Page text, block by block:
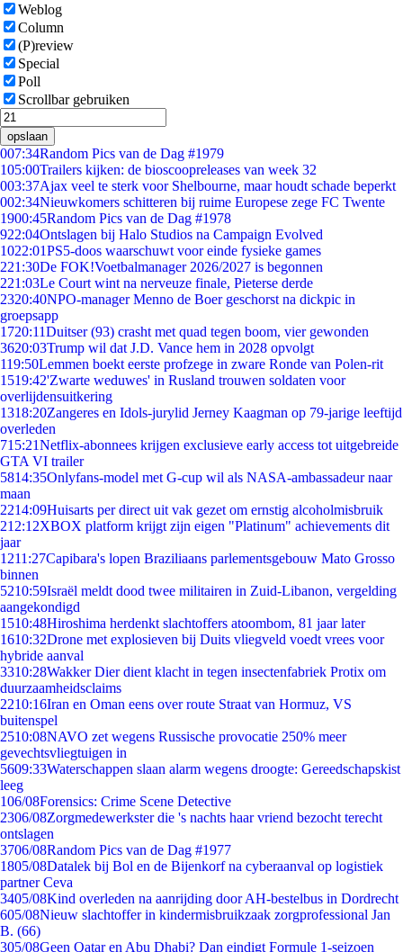
Weblog
Column
(P)review
Special
Poll
Scrollbar gebruiken
opslaan
007:34Random Pics van de Dag #1979
105:00Trailers kijken: de bioscoopreleases van week 32
003:37Ajax veel te sterk voor Shelbourne, maar houdt schade beperkt
002:34Nieuwkomers schitteren bij ruime Europese zege FC Twente
1900:45Random Pics van de Dag #1978
922:04Ontslagen bij Halo Studios na Campaign Evolved
1022:01PS5-doos waarschuwt voor einde fysieke games
221:30De FOK!Voetbalmanager 2026/2027 is begonnen
221:03Le Court wint na nerveuze finale, Pieterse derde
2320:40NPO-manager Menno de Boer geschorst na dickpic in
groepsapp
1720:11Duitser (93) crasht met quad tegen boom, vier gewonden
3620:03Trump wil dat J.D. Vance hem in 2028 opvolgt
119:50Lemmen boekt eerste profzege in zware Ronde van Polen-rit
1519:42'Zwarte weduwes' in Rusland trouwen soldaten voor
overlijdensuitkering
1318:20Zangeres en Idols-jurylid Jerney Kaagman op 79-jarige leeftijd
overleden
715:21Netflix-abonnees krijgen exclusieve early access tot uitgebreide
GTA VI trailer
5814:35Onlyfans-model met G-cup wil als NASA-ambassadeur naar
maan
2214:09Huisarts per direct uit vak gezet om ernstig alcoholmisbruik
212:12XBOX platform krijgt zijn eigen "Platinum" achievements dit
jaar
1211:27Capibara's lopen Braziliaans parlementsgebouw Mato Grosso
binnen
5210:59Israël meldt dood twee militairen in Zuid-Libanon, vergelding
aangekondigd
1510:48Hiroshima herdenkt slachtoffers atoombom, 81 jaar later
1610:32Drone met explosieven bij Duits vliegveld voedt vrees voor
hybride aanval
3310:28Wakker Dier dient klacht in tegen insectenfabriek Protix om
duurzaamheidsclaims
2210:16Iran en Oman eens over route Straat van Hormuz, VS
buitenspel
2510:08NAVO zet wegens Russische provocatie 250% meer
gevechtsvliegtuigen in
5609:33Waterschappen slaan alarm wegens droogte: Gereedschapskist
leeg
106/08Forensics: Crime Scene Detective
2306/08Zorgmedewerkster die 's nachts haar vriend bezocht terecht
ontslagen
3706/08Random Pics van de Dag #1977
1805/08Datalek bij Bol en de Bijenkorf na cyberaanval op logistiek
partner Ceva
3405/08Kind overleden na aanrijding door AH-bestelbus in Dordrecht
605/08Nieuw slachtoffer in kindermisbruikzaak zorgprofessional Jan
B. (66)
305/08Geen Qatar en Abu Dhabi? Dan eindigt Formule 1-seizoen